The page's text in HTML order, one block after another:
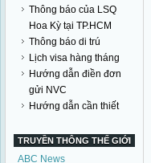
Thông báo của LSQ
Hoa Kỳ tại TP.HCM
Thông báo di trú
Lịch visa hàng tháng
Hướng dẫn điền đơn
gửi NVC
Hướng dẫn cần thiết
TRUYỀN THÔNG THẾ GIỚI
ABC News